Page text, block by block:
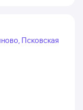
Псковская